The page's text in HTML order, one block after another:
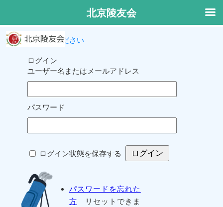
ログインしてください
ログイン
ユーザー名またはメールアドレス
パスワード
ログイン状態を保存する
パスワードを忘れた
方 リセットできま
北京陵友会